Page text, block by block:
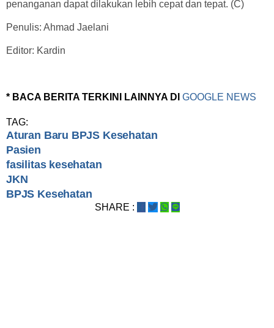
penanganan dapat dilakukan lebih cepat dan tepat. (C)
Penulis: Ahmad Jaelani
Editor: Kardin
* BACA BERITA TERKINI LAINNYA DI GOOGLE NEWS
TAG:
Aturan Baru BPJS Kesehatan
Pasien
fasilitas kesehatan
JKN
BPJS Kesehatan
SHARE :